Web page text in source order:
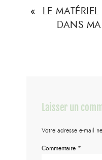
« LE
DANS
Laisser un
Votre adresse e-mail
Commentaire *